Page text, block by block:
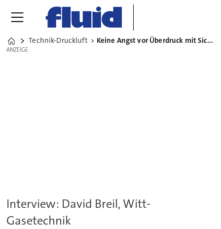
Home
Technik-Druckluft Keine Angst vor Überdruck mit Sicherheitsventilen
ANZEIGE
ANZEIGE
Interview: David Breil, Witt-
Gasetechnik